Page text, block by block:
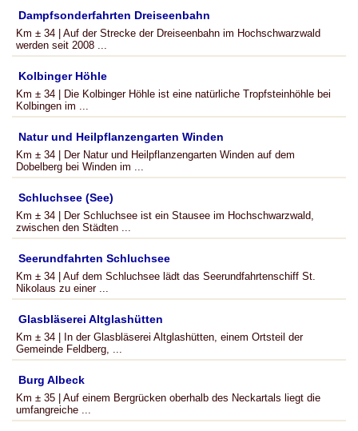
Dampfsonderfahrten Dreiseenbahn
Km ± 34 | Auf der Strecke der Dreiseenbahn im Hochschwarzwald
werden seit 2008 ...
Kolbinger Höhle
Km ± 34 | Die Kolbinger Höhle ist eine natürliche Tropfsteinhöhle bei
Kolbingen im ...
Natur und Heilpflanzengarten Winden
Km ± 34 | Der Natur und Heilpflanzengarten Winden auf dem
Dobelberg bei Winden im ...
Schluchsee (See)
Km ± 34 | Der Schluchsee ist ein Stausee im Hochschwarzwald,
zwischen den Städten ...
Seerundfahrten Schluchsee
Km ± 34 | Auf dem Schluchsee lädt das Seerundfahrtenschiff St.
Nikolaus zu einer ...
Glasbläserei Altglashütten
Km ± 34 | In der Glasbläserei Altglashütten, einem Ortsteil der
Gemeinde Feldberg, ...
Burg Albeck
Km ± 35 | Auf einem Bergrücken oberhalb des Neckartals liegt die
umfangreiche ...